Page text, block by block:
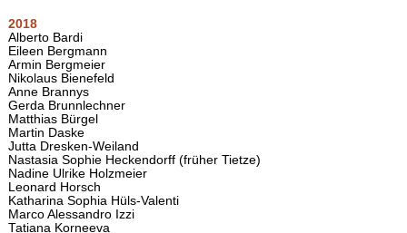
2018
Alberto Bardi
Eileen Bergmann
Armin Bergmeier
Nikolaus Bienefeld
Anne Brannys
Gerda Brunnlechner
Matthias Bürgel
Martin Daske
Jutta Dresken-Weiland
Nastasia Sophie Heckendorff (früher Tietze)
Nadine Ulrike Holzmeier
Leonard Horsch
Katharina Sophia Hüls-Valenti
Marco Alessandro Izzi
Tatiana Korneeva